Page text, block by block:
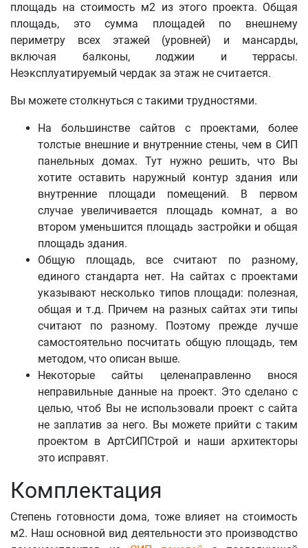
площадь на стоимость м2 из этого проекта. Общая
площадь, это сумма площадей по внешнему
периметру всех этажей (уровней) и мансарды,
включая балконы, лоджии и террасы.
Неэксплуатируемый чердак за этаж не считается.
Вы можете столкнуться с такими трудностями.
На большинстве сайтов с проектами, более
толстые внешние и внутренние стены, чем в СИП
панельных домах. Тут нужно решить, что Вы
хотите оставить наружный контур здания или
внутренние площади помещений. В первом
случае увеличивается площадь комнат, а во
втором уменьшится площадь застройки и общая
площадь здания.
Общую площадь, все считают по разному,
единого стандарта нет. На сайтах с проектами
указывают несколько типов площади: полезная,
общая и т.д. Причем на разных сайтах эти типы
считают по разному. Поэтому прежде лучше
самостоятельно посчитать общую площадь, тем
методом, что описан выше.
Некоторые сайты целенаправленно внося
неправильные данные на проект. Это сделано с
целью, чтоб Вы не использовали проект с сайта
не заплатив за него. Вы можете прийти с таким
проектом в АртСИПСтрой и наши архитекторы
это исправят.
Комплектация
Степень готовности дома, тоже влияет на стоимость
м2. Наш основной вид деятельности это производство